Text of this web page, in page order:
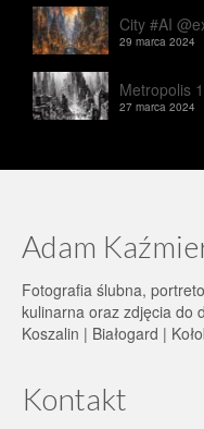
City #AI
29 marca 2024
Metropolis
27 marca 2024
Adam
Fotografia ślubna,
kulinarna oraz zdjęcia do
Koszalin | Białogard |
Kontakt